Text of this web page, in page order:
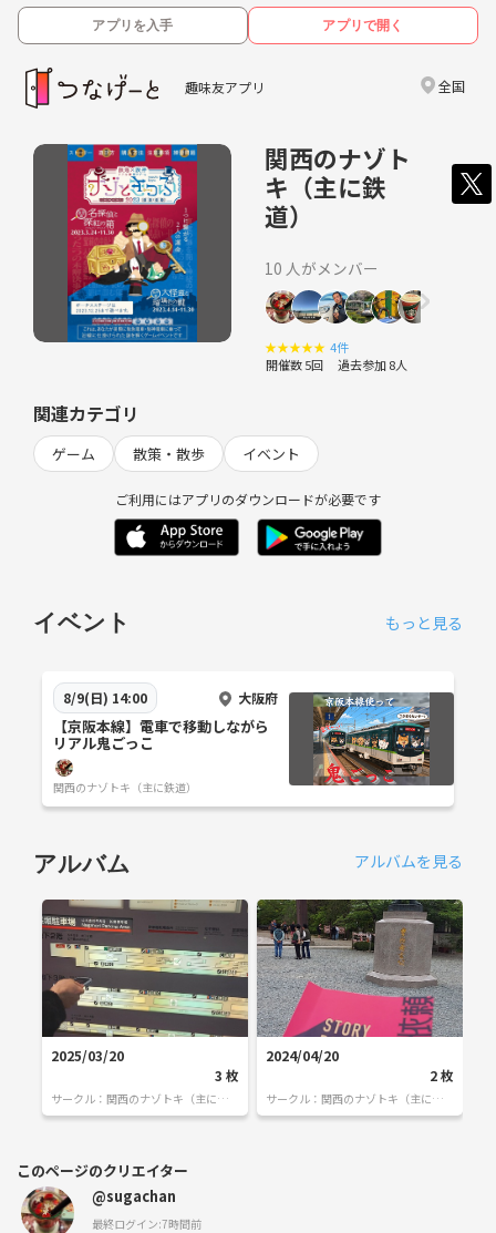
アプリを入手 アプリで開く
趣味友アプリ 全国
関西のナゾト
キ（主に鉄
道）
10 人がメンバー
★★★★★ 4件
開催数 5回 過去参加 8人
関連カテゴリ
ゲーム 散策・散歩 イベント
ご利用にはアプリのダウンロードが必要です
イベント もっと見る
8/9(日) 14:00 大阪府
【京阪本線】電車で移動しながら
リアル鬼ごっこ
関西のナゾトキ（主に鉄道）
アルバム アルバムを見る
2025/03/20
3 枚
サークル： 関西のナゾトキ（主に鉄
道）
2024/04/20
2枚
サークル： 関西のナゾトキ（主に鉄
道）
このページのクリエイター
@sugachan
最終ログイン:7時間前